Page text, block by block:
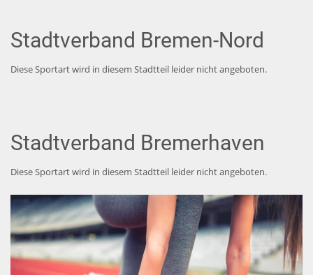
Stadtverband Bremen-Nord
Diese Sportart wird in diesem Stadtteil leider nicht angeboten.
Stadtverband Bremerhaven
Diese Sportart wird in diesem Stadtteil leider nicht angeboten.